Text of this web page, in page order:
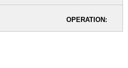
OPERATION: